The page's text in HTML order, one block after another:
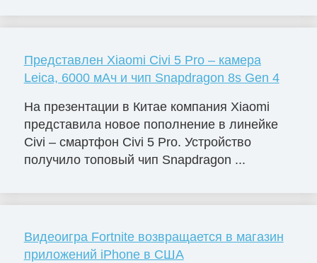
Представлен Xiaomi Civi 5 Pro – камера
Leica, 6000 мАч и чип Snapdragon 8s Gen 4
На презентации в Китае компания Xiaomi
представила новое пополнение в линейке
Civi – смартфон Civi 5 Pro. Устройство
получило топовый чип Snapdragon ...
Видеоигра Fortnite возвращается в магазин
приложений iPhone в США